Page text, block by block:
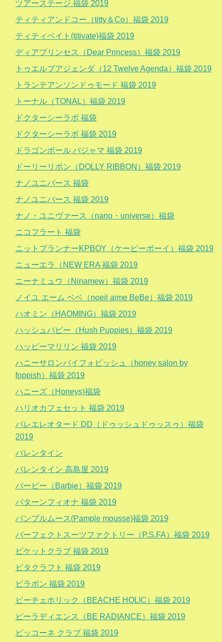
ツアーステージ 福袋 2019
ティティアンドコー（titty＆Co）福袋 2019
ティティベイト(titivate)福袋 2019
ディアプリンセス（Dear Princess）福袋 2019
トゥエルブアジェンダ（12 Twelve Agenda）福袋 2019
トランテアンソンドゥモード 福袋 2019
トーナル（TONAL）福袋 2019
ドクターシーラボ 福袋
ドクターシーラボ 福袋 2019
ドラゴンボール パジャマ 福袋 2019
ドーリーリボン（DOLLY RIBBON）福袋 2019
ナノユニバース 福袋
ナノユニバース 福袋 2019
ナノ・ユニヴァース（nano・universe）福袋
ニコフラート 福袋
ニットプランナーKPBOY（ケーピーボーイ）福袋 2019
ニューエラ（NEW ERA 福袋 2019
ニーナミュウ（Ninamew）福袋 2019
ノイユ エーム ベベ（noeil aime BeBe）福袋 2019
ハオミン（HAOMING）福袋 2019
ハッシュパピー（Hush Puppies）福袋 2019
ハッピーマリリン 福袋 2019
ハニーサロンバイフォビッシュ（honey salon by
foppish）福袋 2019
ハニーズ（Honeys)福袋
ハリオカフェセット 福袋 2019
バレエレオタード DD（ドゥッシュドゥッスゥ）福袋
2019
バレンタイン
バレンタイン 高島屋 2019
バービー（Barbie）福袋 2019
パターンフィオナ 福袋 2019
パンプルムース(Pample mousse)福袋 2019
パーフェクトスーツファクトリー（P.S.FA）福袋 2019
ビケットクラブ 福袋 2019
ビタクラフト 福袋 2019
ビラボン 福袋 2019
ビーチェホリック（BEACHE HOLIC）福袋 2019
ビーラディエンス（BE RADIANCE）福袋 2019
ピッコーネ クラブ 福袋 2019